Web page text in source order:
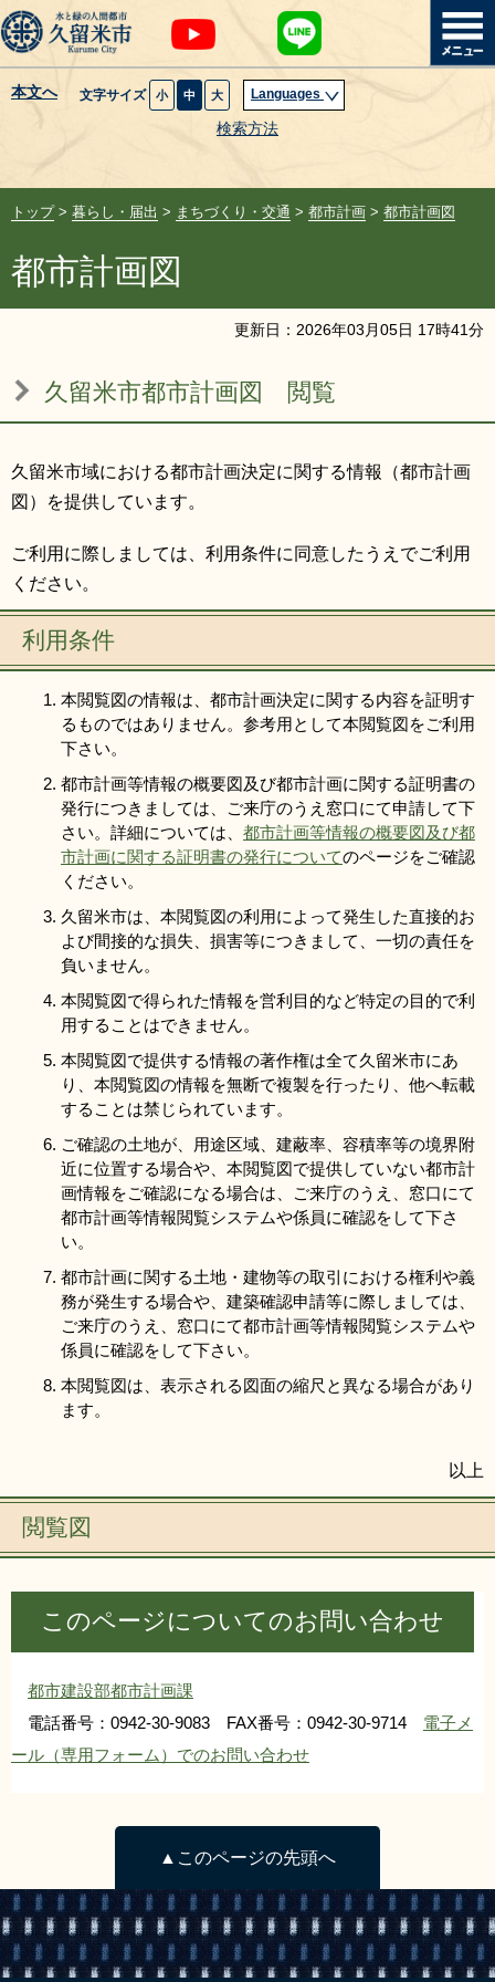
本文へ 文字サイズ 小 中 大 Languages
検索方法
暮らし・届出
健康・医療・福祉
観光魅力・イベント
計画・政策
サイトマップ 組織から探す
RSS プライバシーポリシー
サイトについて
トップ> 暮らし・届出 > まちづくり・交通 > 都市計画 > 都市計画図
都市計画図
更新日： 2026年03 月05日 17時41分
久留米市都市計画図 閲覧
久留米市域における都市計画決定に関する情報（都市計画
図）を提供しています。
ご利用に際しましては、利用条件に同意したうえでご利用
ください。
利用条件
本閲覧図の情報は、都市計画決定に関する内容を証明す
るものではありません。参考用として本閲覧図をご利用
下さい。
都市計画等情報の概要図及び都市計画に関する証明書の
発行につきましては、ご来庁のうえ窓口にて申請して下
さい。詳細については、 都市計画等情報の概要図及び都
市計画に関する証明書の発行についてのページをご確認
ください。
久留米市は、本閲覧図の利用によって発生した直接的お
よび間接的な損失、損害等につきまして、一切の責任を
負いません。
本閲覧図で得られた情報を営利目的など特定の目的で利
用することはできません。
本閲覧図で提供する情報の著作権は全て久留米市にあ
り、本閲覧図の情報を無断で複製を行ったり、他へ転載
することは禁じられています。
ご確認の土地が、用途区域、建蔽率、容積率等の境界附
近に位置する場合や、本閲覧図で提供していない都市計
画情報をご確認になる場合は、ご来庁のうえ、窓口にて
都市計画等情報閲覧システムや係員に確認をして下さ
い。
都市計画に関する土地・建物等の取引における権利や義
務が発生する場合や、建築確認申請等に際しましては、
ご来庁のうえ、窓口にて都市計画等情報閲覧システムや
係員に確認をして下さい。
本閲覧図は、表示される図面の縮尺と異なる場合があり
ます。
以上
閲覧図
このページについてのお問い合わせ
都市建設部都市計画課
電話番号：0942-30-9083 FAX番号：0942-30-9714 電子メ
ール（専用フォーム）でのお問い合わせ
▲このページの先頭へ